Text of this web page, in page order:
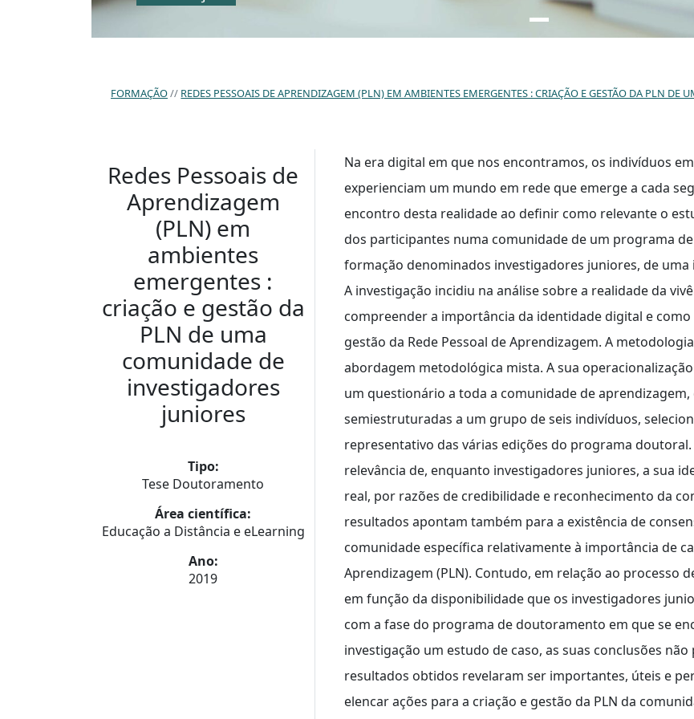
FORMAÇÃO REDES PESSOAIS DE APRENDIZAGEM (PLN) EM AMBIENTES EMERGENTES : CRIAÇÃO E GESTÃO DA PLN DE
Redes Pessoais de
Aprendizagem
(PLN) em
ambientes
emergentes :
criação e gestão da
PLN de uma
comunidade de
investigadores
juniores
Tipo:
Tese Doutoramento
Área científica:
Educação a Distância e eLearning
Ano:
2019
Na era digital em que nos encontramos, os indivíduos
experienciam um mundo em rede que emerge a cada
encontro desta realidade ao definir como relevante o
dos participantes numa comunidade de um programa
formação denominados investigadores juniores, de
A investigação incidiu na análise sobre a realidade da
compreender a importância da identidade digital e
gestão da Rede Pessoal de Aprendizagem. A
abordagem metodológica mista. A sua
um questionário a toda a comunidade de
semiestruturadas a um grupo de seis indivíduos,
representativo das várias edições do programa
relevância de, enquanto investigadores juniores, a sua
real, por razões de credibilidade e reconhecimento da
resultados apontam também para a existência de
comunidade específica relativamente à importância de
Aprendizagem (PLN). Contudo, em relação ao processo
em função da disponibilidade que os investigadores
com a fase do programa de doutoramento em que se
investigação um estudo de caso, as suas conclusões
resultados obtidos revelaram ser importantes, úteis e
elencar ações para a criação e gestão da PLN da